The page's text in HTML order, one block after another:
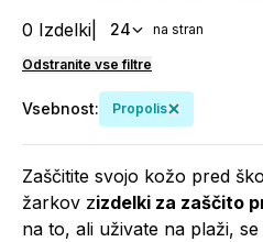
0 Izdelki 24 na stran
Odstranite vse filtre
Vsebnost: Propolis
Zaščitite svojo kožo pred
žarkov zizdelki za zaščito
na to, ali uživate na plaži,